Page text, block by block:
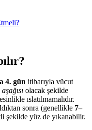
4. gün itibarıyla vücut
olacak şekilde
ıslatılmamalıdır.
sonra (genellikle 7–
şekilde yüz de yıkanabilir.